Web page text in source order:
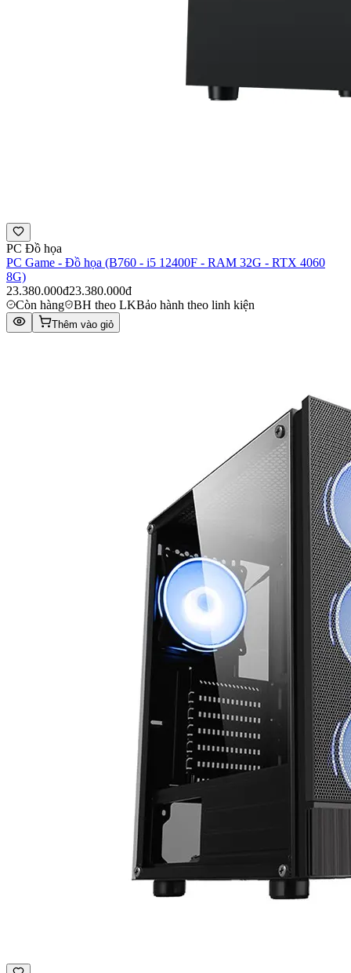
PC Đồ họa
PC Game - Đồ họa (B760 - i5 12400F - RAM 32G - RTX 4060
8G)
23.380.000đ23.380.000đ
Còn hàng
BH theo LKBảo hành theo linh kiện
Thêm vào giỏ